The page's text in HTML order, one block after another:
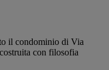
il condominio di Via
con filosofia